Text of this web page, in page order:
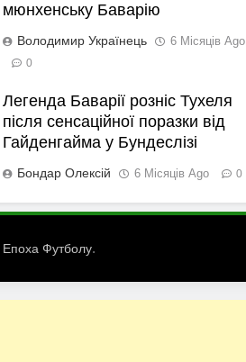
мюнхенську Баварію
Володимир Українець 6 Місяців Ago
0
Легенда Баварії розніс Тухеля
після сенсаційної поразки від
Гайденгайма у Бундеслізі
Бондар Олексій 6 Місяців Ago 0
Епоха Футболу.